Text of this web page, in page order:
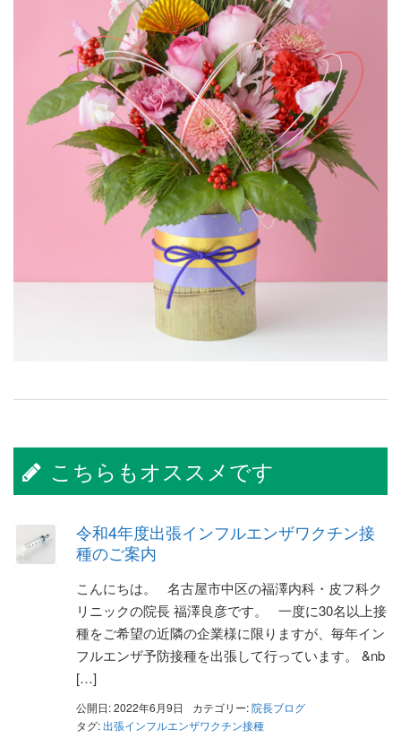
こちらもオススメです
令和4年度出張インフルエンザワクチン接
種のご案内
こんにちは。 名古屋市中区の福澤内科・皮フ科ク
リニックの院長 福澤良彦です。 一度に30名以上接
種をご希望の近隣の企業様に限りますが、毎年イン
フルエンザ予防接種を出張して行っています。 &nb
[…]
公開日: 2022年6月9日 カテゴリー:院長ブログ
タグ:出張インフルエンザワクチン接種